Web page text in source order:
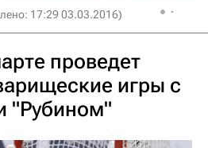
17:29 03.03.2016)
проведет
игры с
"Рубином"